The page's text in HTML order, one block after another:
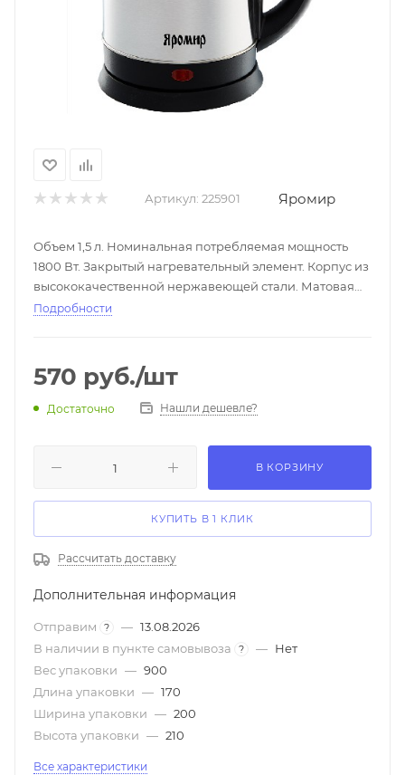
Артикул: 225901 Яромир
Объем 1,5 л. Номинальная потребляемая мощность
1800 Вт. Закрытый нагревательный элемент. Корпус из
высококачественной нержавеющей стали. Матовая
полировка. Вращение корпуса на 360°. Цвет базы,
отключение при закипании. Блокировка включения
без воды.
Подробности
570 руб./шт
Достаточно Нашли дешевле?
В КОРЗИНУ
КУПИТЬ В 1 КЛИК
Рассчитать доставку
Дополнительная информация
Отправим ? — 13.08.2026
В наличии в пункте самовывоза
? — Нет
Вес упаковки — 900
Длина упаковки — 170
Ширина упаковки — 200
Высота упаковки — 210
Все характеристики